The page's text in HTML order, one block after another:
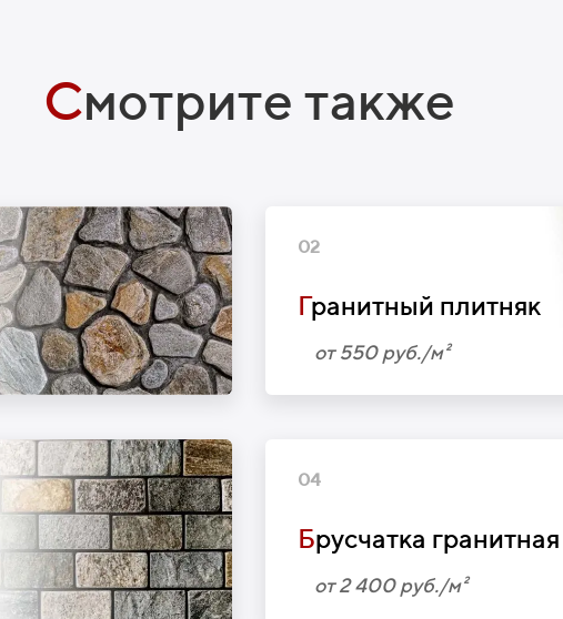
Смотрите также
02
Гранитный плитняк
от 550 руб./м²
04
Брусчатка гранитная
от 2 400 руб./м²